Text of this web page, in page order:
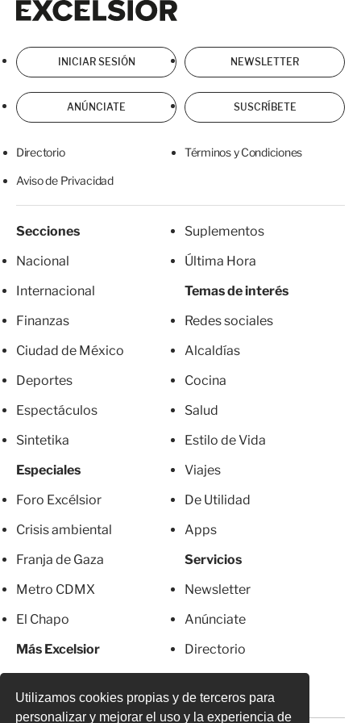
Utilizamos cookies propias y de terceros para
personalizar y mejorar el uso y la experiencia de
INICIAR SESIÓN NEWSLETTER
ANÚNCIATE SUSCRÍBETE
Directorio Términos y Condiciones
Aviso de Privacidad
Secciones
Nacional
Internacional
Finanzas
Ciudad de México
Deportes
Espectáculos
Sintetika
Especiales
Foro Excélsior
Crisis ambiental
Franja de Gaza
Metro CDMX
El Chapo
Más Excelsior
Suplementos
Última Hora
Temas de interés
Redes sociales
Alcaldías
Cocina
Salud
Estilo de Vida
Viajes
De Utilidad
Apps
Servicios
Newsletter
Anúnciate
Directorio